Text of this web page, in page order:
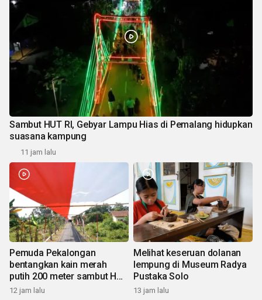
Sambut HUT RI, Gebyar Lampu Hias di Pemalang hidupkan
suasana kampung
11 jam lalu
Pemuda Pekalongan
bentangkan kain merah
putih 200 meter sambut HUT
RI
12 jam lalu
Melihat keseruan dolanan
lempung di Museum Radya
Pustaka Solo
13 jam lalu